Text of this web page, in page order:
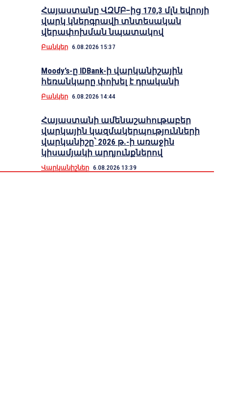
Հայաստանը ՎԶՄԲ–ից 170,3 մլն եվրոյի
վարկ կներգրավի տնտեսական
վերափոխման նպատակով
Բանկեր 6.08.2026 15:37
Moody’s-ը IDBank-ի վարկանիշային
հեռանկարը փոխել է դրականի
Բանկեր 6.08.2026 14:44
Հայաստանի ամենաշահութաբեր
վարկային կազմակերպությունների
վարկանիշը՝ 2026 թ.-ի առաջին
կիսամյակի արդյունքներով
Վարկանիշներ 6.08.2026 13:39